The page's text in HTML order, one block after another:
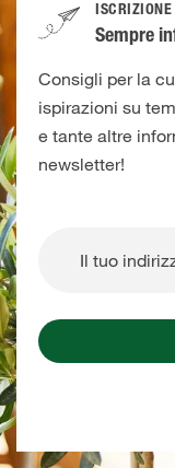
ISCRIZIONE
Sempre
Consigli per la
ispirazioni su
e tante altre
newsletter!